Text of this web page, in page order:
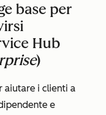
base per
Hub
)
aiutare i clienti a
e